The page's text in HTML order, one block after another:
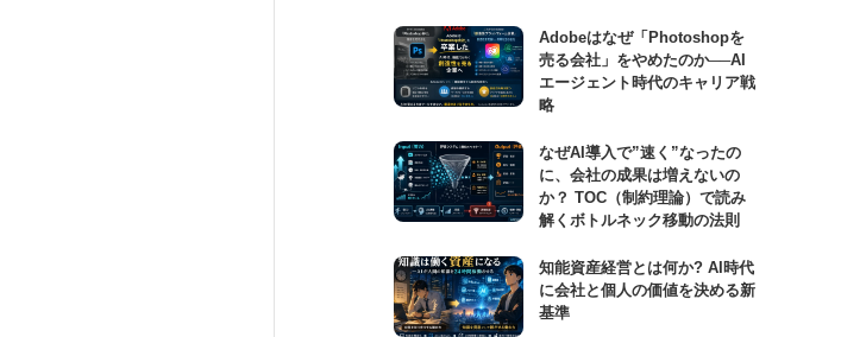
Adobeはなぜ「Photoshopを
売る会社」をやめたのか──AI
エージェント時代のキャリア戦
略
なぜAI導入で”速く”なったの
に、会社の成果は増えないの
か？ TOC（制約理論）で読み
解くボトルネック移動の法則
知能資産経営とは何か? AI時代
に会社と個人の価値を決める新
基準